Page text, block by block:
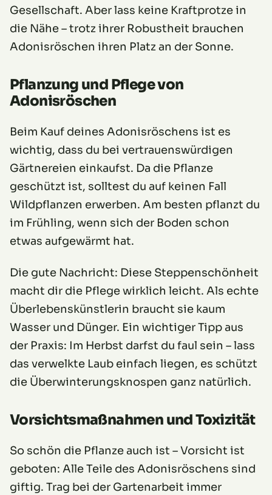
Gesellschaft. Aber lass keine Kraftprotze in
die Nähe – trotz ihrer Robustheit brauchen
Adonisröschen ihren Platz an der Sonne.
Pflanzung und Pflege von
Adonisröschen
Beim Kauf deines Adonisröschens ist es
wichtig, dass du bei vertrauenswürdigen
Gärtnereien einkaufst. Da die Pflanze
geschützt ist, solltest du auf keinen Fall
Wildpflanzen erwerben. Am besten pflanzt du
im Frühling, wenn sich der Boden schon
etwas aufgewärmt hat.
Die gute Nachricht: Diese Steppenschönheit
macht dir die Pflege wirklich leicht. Als echte
Überlebenskünstlerin braucht sie kaum
Wasser und Dünger. Ein wichtiger Tipp aus
der Praxis: Im Herbst darfst du faul sein – lass
das verwelkte Laub einfach liegen, es schützt
die Überwinterungsknospen ganz natürlich.
Vorsichtsmaßnahmen und Toxizität
So schön die Pflanze auch ist – Vorsicht ist
geboten: Alle Teile des Adonisröschens sind
giftig. Trag bei der Gartenarbeit immer